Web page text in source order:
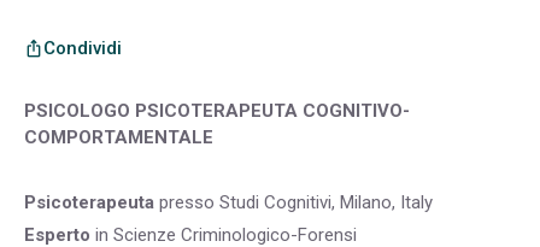
ios_shareCondividi
PSICOLOGO PSICOTERAPEUTA COGNITIVO-
COMPORTAMENTALE
Psicoterapeuta presso Studi Cognitivi, Milano, Italy
Esperto in Scienze Criminologico-Forensi